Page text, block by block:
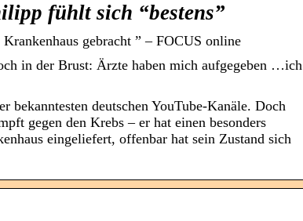
fühlt sich “bestens”
gebracht ” – FOCUS online
in der Brust: Ärzte haben mich aufgegeben …ich
deutschen YouTube-Kanäle. Doch
gegen den Krebs – er hat einen besonders
eingeliefert, offenbar hat sein Zustand sich